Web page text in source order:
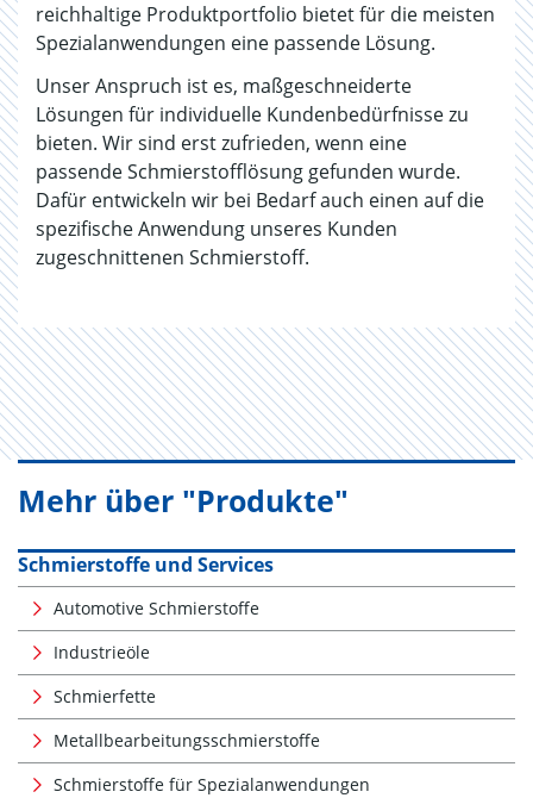
reichhaltige Produktportfolio bietet für die meisten
Spezialanwendungen eine passende Lösung.
Unser Anspruch ist es, maßgeschneiderte
Lösungen für individuelle Kundenbedürfnisse zu
bieten. Wir sind erst zufrieden, wenn eine
passende Schmierstofflösung gefunden wurde.
Dafür entwickeln wir bei Bedarf auch einen auf die
spezifische Anwendung unseres Kunden
zugeschnittenen Schmierstoff.
Mehr über "Produkte"
Schmierstoffe und Services
Automotive Schmierstoffe
Industrieöle
Schmierfette
Metallbearbeitungsschmierstoffe
Schmierstoffe für Spezialanwendungen